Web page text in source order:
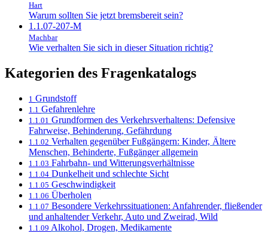
Hart
Warum sollten Sie jetzt bremsbereit sein?
1.1.07-207-M
Machbar
Wie verhalten Sie sich in dieser Situation richtig?
Kategorien des Fragenkatalogs
1 Grundstoff
1.1 Gefahrenlehre
1.1.01 Grundformen des Verkehrsverhaltens: Defensive
Fahrweise, Behinderung, Gefährdung
1.1.02 Verhalten gegenüber Fußgängern: Kinder, Ältere
Menschen, Behinderte, Fußgänger allgemein
1.1.03 Fahrbahn- und Witterungsverhältnisse
1.1.04 Dunkelheit und schlechte Sicht
1.1.05 Geschwindigkeit
1.1.06 Überholen
1.1.07 Besondere Verkehrssituationen: Anfahrender, fließender
und anhaltender Verkehr, Auto und Zweirad, Wild
1.1.09 Alkohol, Drogen, Medikamente